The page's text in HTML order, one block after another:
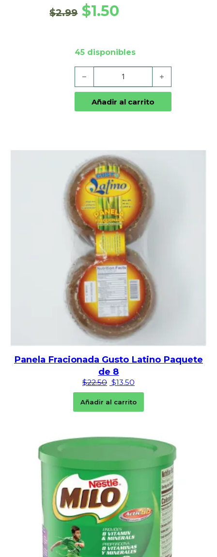
$2.99
El precio original era:
$1.50
45 disponibles
Avena Alpina Colombiana Original
Añadir al carrito
Panela Fracionada Gusto Latino Paquete
de 8
$22.50 El precio original era:
$13.50
Añadir al carrito